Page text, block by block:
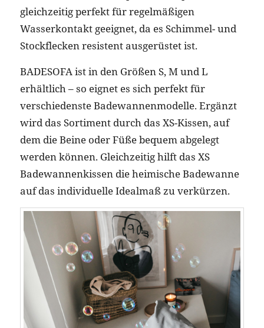
gleichzeitig perfekt für regelmäßigen
Wasserkontakt geeignet, da es Schimmel- und
Stockflecken resistent ausgerüstet ist.
BADESOFA ist in den Größen S, M und L
erhältlich – so eignet es sich perfekt für
verschiedenste Badewannenmodelle. Ergänzt
wird das Sortiment durch das XS-Kissen, auf
dem die Beine oder Füße bequem abgelegt
werden können. Gleichzeitig hilft das XS
Badewannenkissen die heimische Badewanne
auf das individuelle Idealmaß zu verkürzen.